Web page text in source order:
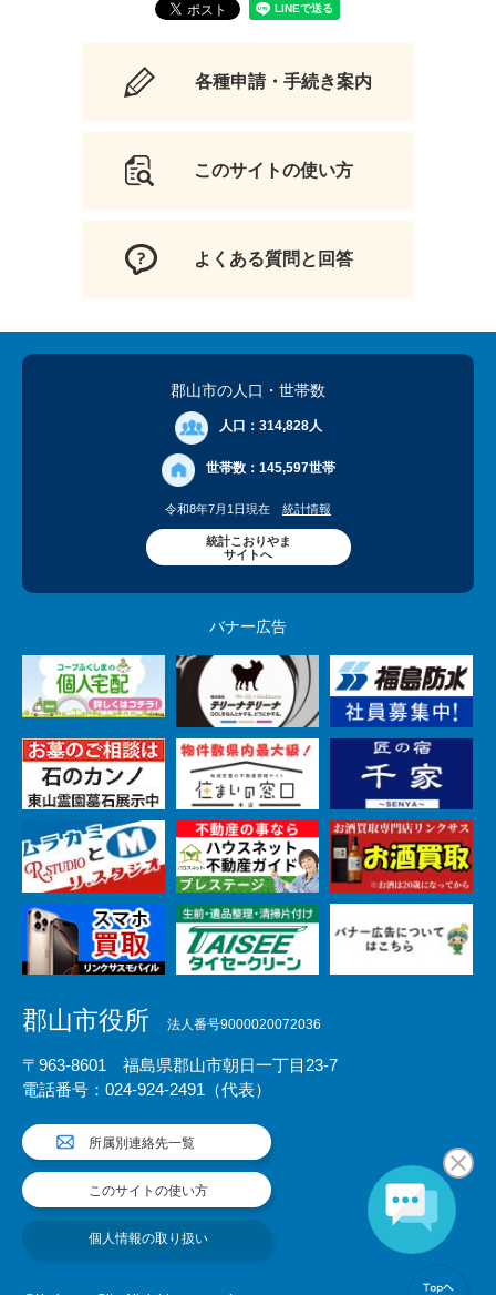
各種申請・手続き案内
このサイトの使い方
よくある質問と回答
郡山市の人口 ・世帯数
人口： 314,828人
世帯数： 145,597世帯
令和8年7月1日現在 統計情報
統計こおりやま
サイトへ
バナー広告
郡山市役所 法人番号9000020072036
〒963-8601 福島県郡山市朝日一丁目23-7
電話番号：024-924-2491（代表）
所属別連絡先一覧
このサイトの使い方
個人情報の取り扱い